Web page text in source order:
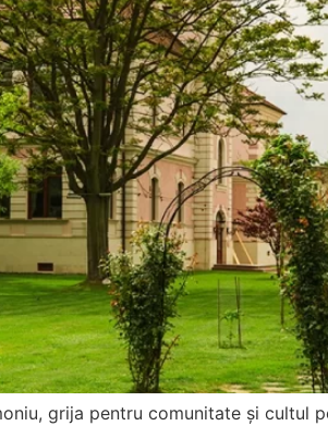
grija pentru comunitate și cultul